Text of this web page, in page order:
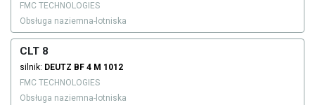
FMC TECHNOLOGIES
Obsługa naziemna-lotniska
CLT 8
silnik: DEUTZ BF 4 M 1012
FMC TECHNOLOGIES
Obsługa naziemna-lotniska